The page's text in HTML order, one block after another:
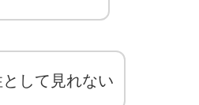
して見れない